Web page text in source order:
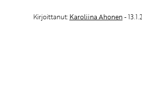
Kirjoittanut: Karoliina Ahonen -